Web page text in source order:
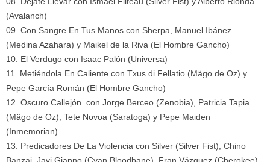
(Avalanch)
09. Con Sangre En Tus Manos con Sherpa, Manuel Ibánez
(Medina Azahara) y Maikel de la Riva (El Hombre Gancho)
10. El Verdugo con Isaac Palón (Universa)
11. Metiéndola En Caliente con Txus di Fellatio (Mägo de Oz) y
Pepe García Román (El Hombre Gancho)
12. Oscuro Callejón con Jorge Berceo (Zenobia), Patricia Tapia
(Mägo de Oz), Tete Novoa (Saratoga) y Pepe Maiden
(Inmemorian)
13. Predicadores De La Violencia con Silver (Silver Fist), Chino